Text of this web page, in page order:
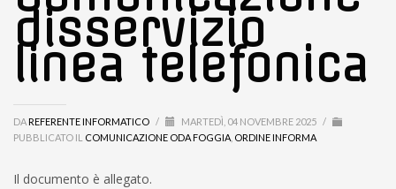
disservizio
linea telefonica
DA REFERENTE INFORMATICO / MARTEDÌ, 04 NOVEMBRE 2025 /
PUBBLICATO IL COMUNICAZIONE ODA FOGGIA ORDINE INFORMA
Il documento è allegato.